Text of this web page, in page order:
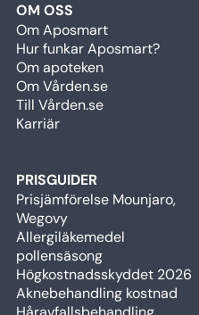
OM OSS
Om Aposmart
Hur funkar Aposmart?
Om apoteken
Om Vården.se
Till Vården.se
Karriär
PRISGUIDER
Prisjämförelse Mounjaro,
Wegovy
Allergiläkemedel
pollensäsong
Högkostnadsskyddet 2026
Aknebehandling kostnad